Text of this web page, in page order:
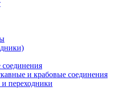
и крабовые соединения
и переходники